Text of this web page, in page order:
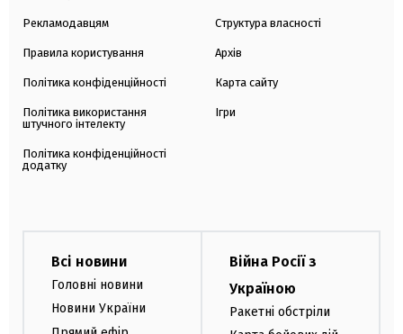
Рекламодавцям
Правила користування
Політика конфіденційності
Політика використання
штучного інтелекту
Політика конфіденційності
додатку
Структура власності
Архів
Карта сайту
Ігри
Всі новини
Головні новини
Новини України
Війна Росії з
Україною
Ракетні обстріли